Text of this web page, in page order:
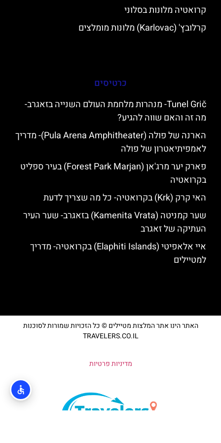
קרואטיה מלונות בסלוני
קרלובץ' (Karlovac) מלונות מומלצים
כרטיסים
Tunel Grič- מנהרות מלחמת העולם השנייה בזאגרב-
מה זה והאם שווה להגיע?
הארנה של פולה (Pula Arena Amphitheater)- מדריך
לאמפיתיאטרון של פולה
פארק יער מרג'אן (Forest Park Marjan) בעיר ספליט
בקרואטיה
האי קרק (Krk) בקרואטיה- כל מה שצריך לדעת
שער קמניטה (Kamenita Vrata) בזאגרב- שער העיר
העתיקה של זאגרב
איי אלאפיטי (Elaphiti Islands) בקרואטיה- מדריך
למטיילים
האתר הינו אתר המלצות מטיילים © כל הזכויות שמורות לסוכנות
TRAVELERS.CO.IL
מדיניות פרטיות